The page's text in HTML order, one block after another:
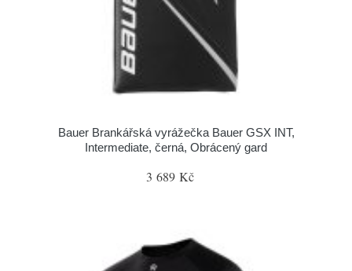
Bauer Brankářská vyrážečka Bauer GSX INT,
Intermediate, černá, Obrácený gard
3 689 Kč